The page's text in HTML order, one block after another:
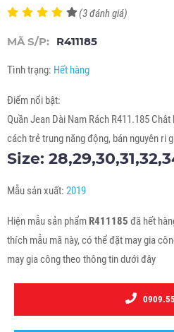
(3 đánh giá)
MÃ S/P: R411185
Tình trạng: Hết hàng
Điểm nổi bật:
Quần Jean Dài Nam Rách R411.185
cách trẻ trung năng động, bán nguyên ri
Size:
Mẫu sản xuất: 2019
Hiện mẫu sản phẩm R411185 đã hết
thích mẫu mã này, có thể đặt may gia
may gia công theo thông tin dưới đây